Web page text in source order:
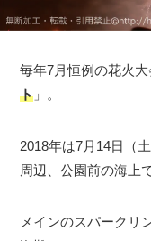
毎年7月恒例の花火
ト 」。
2018年は7月14日（
周辺、公園前の海上
メインのスパークリ